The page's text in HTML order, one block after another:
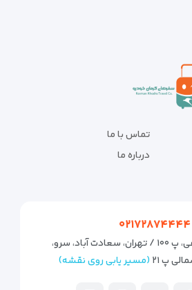
تماس با ما
درباره ما
۰۲۱۷۲۸۷۴۴۴۴
تهران، ولی عصر، عاطفی، پ ۱۰۰ / تهران، سعادت آباد، سرو،
(مسیر یابی روی نقشه)